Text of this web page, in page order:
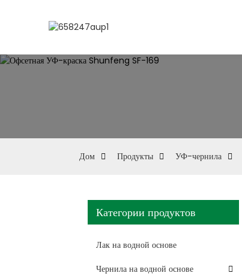
Дом Продукты УФ-чернила
Категории продуктов
Лак на водной основе
Чернила на водной основе